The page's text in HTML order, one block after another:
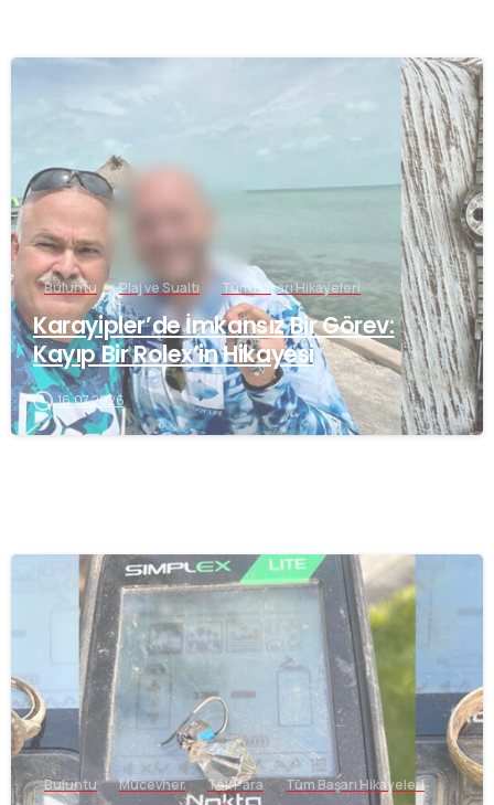
-
Buluntu Plaj ve Sualtı Tüm Başarı Hikayeleri
Karayipler’de İmkansız Bir Görev:
Kayıp Bir Rolex’in Hikayesi
16.07.2026
Buluntu Mücevher Tek Para Tüm Başarı Hikayeleri